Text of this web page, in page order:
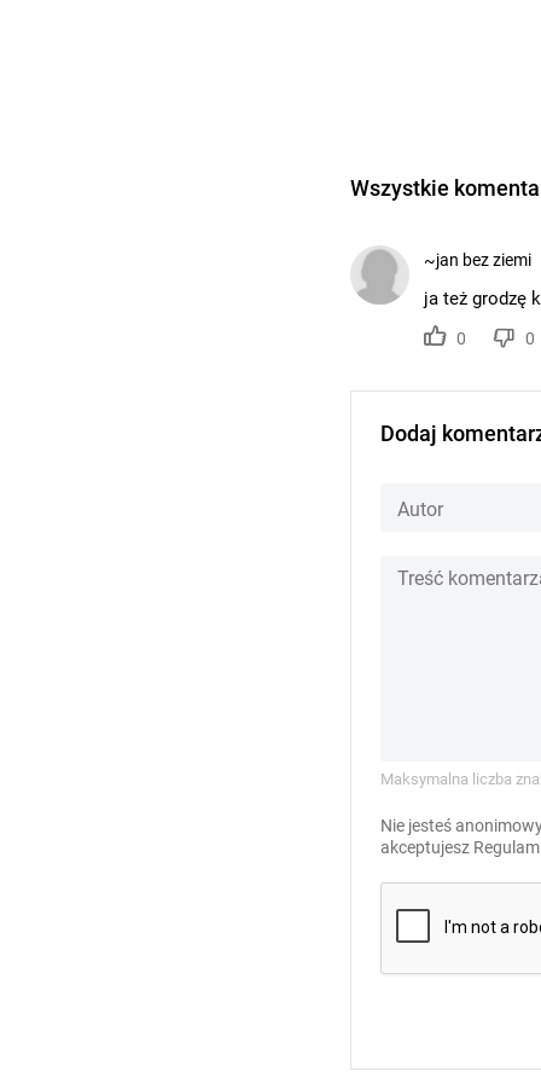
Wszystkie
~jan bez ziemi
ja też grodzę
0 0
Dodaj
Maksymalna liczba
Nie jesteś
akceptujesz